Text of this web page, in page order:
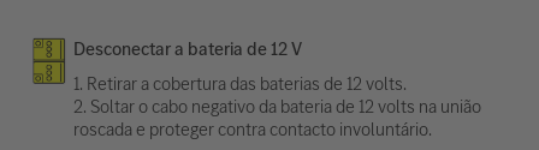
Desconectar a bateria de 12 V
1. Retirar a cobertura das baterias de 12 volts.
2. Soltar o cabo negativo da bateria de 12 volts na união
roscada e proteger contra contacto involuntário.